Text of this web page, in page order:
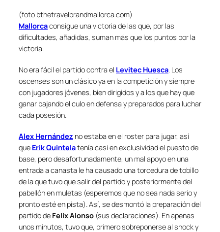
(foto bthetravelbrandmallorca.com)
Mallorcaconsigue una victoria de las que, por las
dificultades, añadidas, suman más que los puntos por la
victoria.
No era fácil el partido contra el Levitec Huesca. Los
oscenses son un clásico ya en la competición y siempre
con jugadores jóvenes, bien dirigidos y a los que hay que
ganar bajando el culo en defensa y preparados para luchar
cada posesión.
Alex Hernández no estaba en el roster para jugar, así
que Erik Quintelatenía casi en exclusividad el puesto de
base, pero desafortunadamente, un mal apoyo en una
entrada a canasta le ha causado una torcedura de tobillo
de la que tuvo que salir del partido y posteriormente del
pabellón en muletas (esperemos que no sea nada serio y
pronto esté en pista). Así, se desmontó la preparación del
partido de Felix Alonso (sus declaraciones). En apenas
unos minutos, tuvo que, primero sobreponerse al shock y